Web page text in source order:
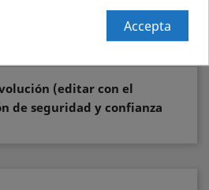
(editar con el módulo
y confianza para el
(editar con el
de seguridad y confianza
Accepta